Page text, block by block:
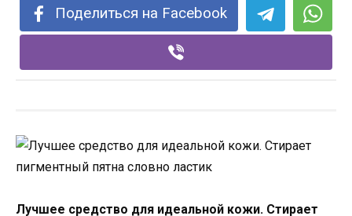
Поделиться на Facebook
Лучшее средство для идеальной кожи. Стирает